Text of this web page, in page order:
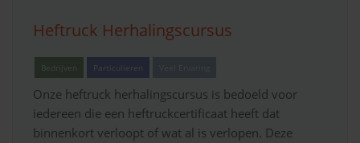
Heftruck Herhalingscursus
Bedrijven Particulieren
Onze heftruck herhalingscursus is bedoeld voor
iedereen die een heftruckcertificaat heeft dat
binnenkort verloopt of wat al is verlopen. Deze